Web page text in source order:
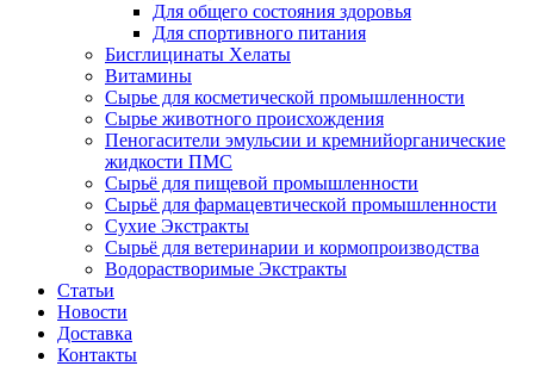
Для общего состояния здоровья
Для спортивного питания
Бисглицинаты Хелаты
Витамины
Сырье для косметической промышленности
Сырье животного происхождения
Пеногасители эмульсии и кремнийорганические
жидкости ПМС
Сырьё для пищевой промышленности
Сырьё для фармацевтической промышленности
Сухие Экстракты
Сырьё для ветеринарии и кормопроизводства
Водорастворимые Экстракты
Статьи
Новости
Доставка
Контакты